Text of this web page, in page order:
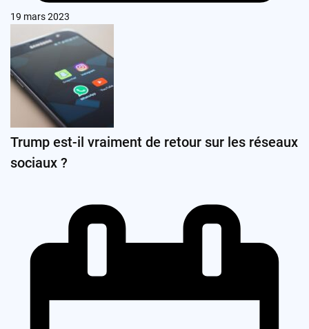
19 mars 2023
Trump est-il vraiment de retour sur les réseaux
sociaux ?